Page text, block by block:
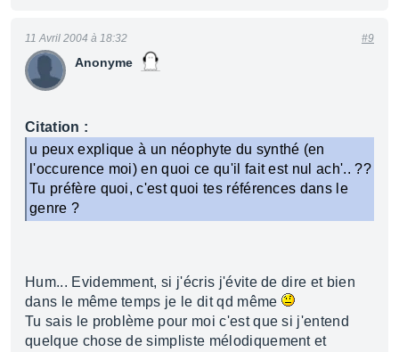
Anonyme
11 Avril 2004 à 18:32 #9
Citation :
u peux explique à un néophyte du synthé (en
l'occurence moi) en quoi ce qu'il fait est nul ach'.. ??
Tu préfère quoi, c'est quoi tes références dans le
genre ?
Hum... Evidemment, si j'écris j'évite de dire et bien
dans le même temps je le dit qd même
Tu sais le problème pour moi c'est que si j'entend
quelque chose de simpliste mélodiquement et